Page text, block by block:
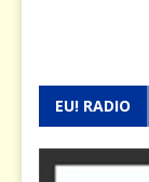
EU! RADIO